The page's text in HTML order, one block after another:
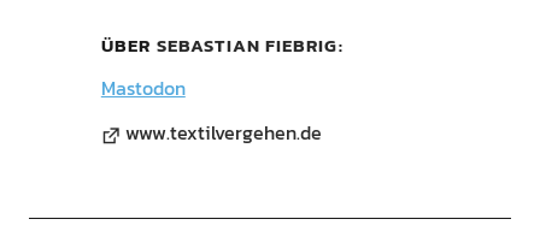
ÜBER SEBASTIAN FIEBRIG
Mastodon
www.textilvergehen.de